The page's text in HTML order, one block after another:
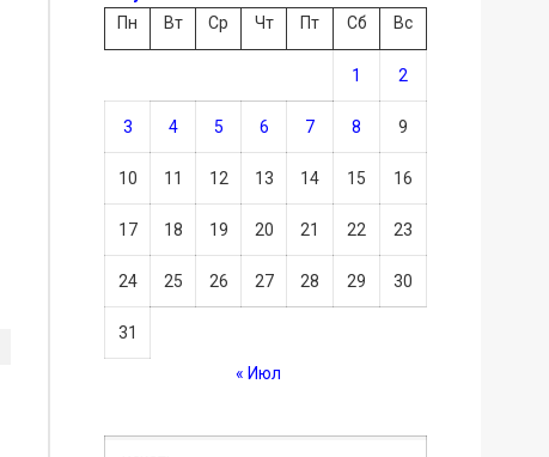
Пн
Вт Ср Чт Пт Сб Вс
1 2
3 4 5 6 7 8 9
10 11 12 13 14 15 16
17 18 19 20 21 22 23
24 25 26 27 28 29 30
31
« Июл